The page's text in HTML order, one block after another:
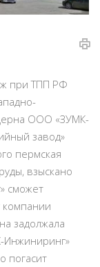
при ТПП РФ
ООО «ЗУМК-
завод»
пермская
взыскано
сможет
компании
задолжала
Инжиниринг»
погасит